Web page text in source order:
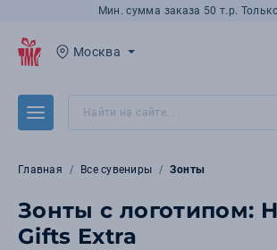
Мин. сумма заказа 50 т.р.
Москва
Главная Все сувениры Зонты
Зонты с логотипом:
Gifts Extra